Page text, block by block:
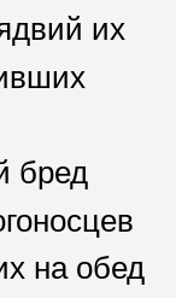
их
бред
на обед